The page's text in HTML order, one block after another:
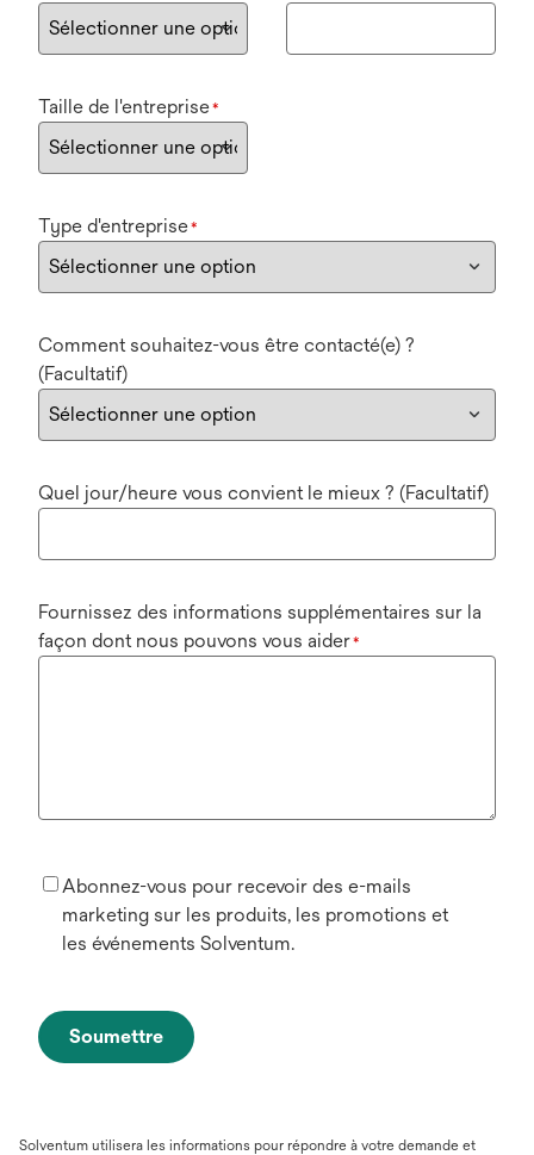
Taille de l'entreprise*
Type d'entreprise*
Comment souhaitez-vous être contacté(e) ?
(Facultatif)
Quel jour/heure vous convient le mieux ? (Facultatif)
Fournissez des informations supplémentaires sur la
façon dont nous pouvons vous aider*
Abonnez-vous pour recevoir des e-mails
marketing sur les produits, les promotions et
les événements Solventum.
Soumettre
Solventum utilisera les informations pour répondre à votre demande et